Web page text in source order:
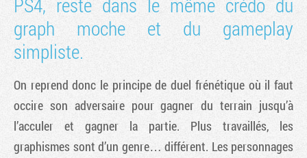
PS4, reste dans le même crédo du
graph moche et du gameplay
simpliste.
On reprend donc le principe de duel frénétique où il faut
occire son adversaire pour gagner du terrain jusqu’à
l’acculer et gagner la partie. Plus travaillés, les
graphismes sont d’un genre… différent. Les personnages